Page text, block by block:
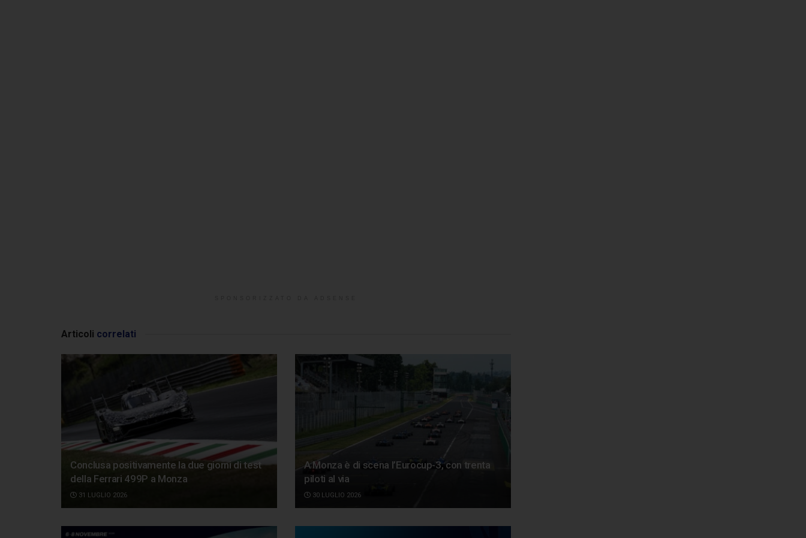
Articoli correlati
Conclusa positivamente la due giorni di test
della Ferrari 499P a Monza
31 LUGLIO 2026
A Monza è di scena l’Eurocup-3, con trenta
piloti al via
30 LUGLIO 2026